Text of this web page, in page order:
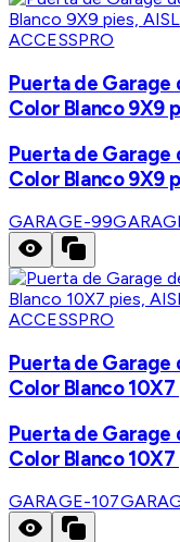
ACCESSPRO
Puerta de Garage
Color Blanco 9X9
Puerta de Garage
Color Blanco 9X9
GARAGE-99
ACCESSPRO
Puerta de Garage
Color Blanco
Puerta de Garage
Color Blanco
GARAGE-107